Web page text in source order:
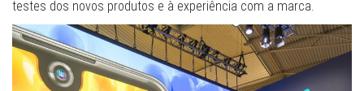
testes dos novos produtos e à experiência com a marca.